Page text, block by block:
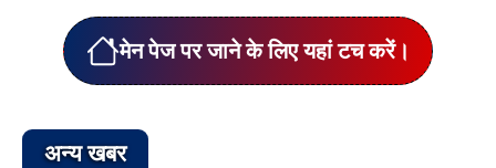
मेन पेज पर जाने के लिए यहां टच करें।
अन्य खबर